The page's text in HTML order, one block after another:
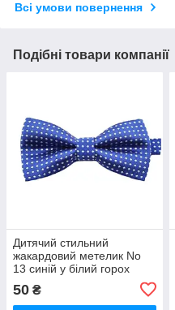
Всі умови повернення
Подібні товари компанії
Дитячий стильний
жакардовий метелик No
13 синій у білий горох
50 ₴